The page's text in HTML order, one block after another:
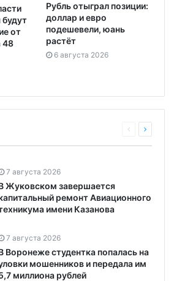
от
48
Рубль отыграл позиции:
доллар и евро
подешевели, юань
растёт
6 августа 2026
7 августа 2026
Жуковском завершается
ремонт Авиационного
имени Казанова
7 августа 2026
Воронеже студентка попалась на
мошенников и передала им
миллиона рублей